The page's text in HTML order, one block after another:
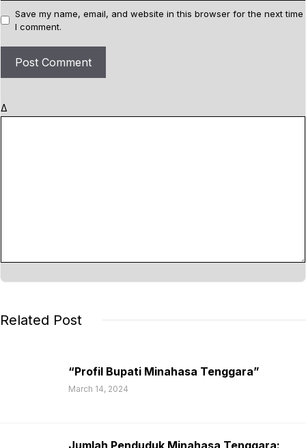
s
i
e
Save my name, email, and website in this browser for the next time
I comment.
Δ
Related Post
“Profil Bupati Minahasa Tenggara”
March 14, 2024